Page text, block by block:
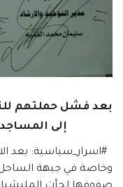
بعد فشل حملتهم
إلى
#اسرار_سياسية: بعد
وخاصة في جبهة الساحل